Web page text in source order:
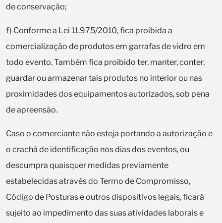
de conservação;
f) Conforme a Lei 11.975/2010, fica proibida a
comercialização de produtos em garrafas de vidro em
todo evento. Também fica proibido ter, manter, conter,
guardar ou armazenar tais produtos no interior ou nas
proximidades dos equipamentos autorizados, sob pena
de apreensão.
Caso o comerciante não esteja portando a autorização e
o crachá de identificação nos dias dos eventos, ou
descumpra quaisquer medidas previamente
estabelecidas através do Termo de Compromisso,
Código de Posturas e outros dispositivos legais, ficará
sujeito ao impedimento das suas atividades laborais e